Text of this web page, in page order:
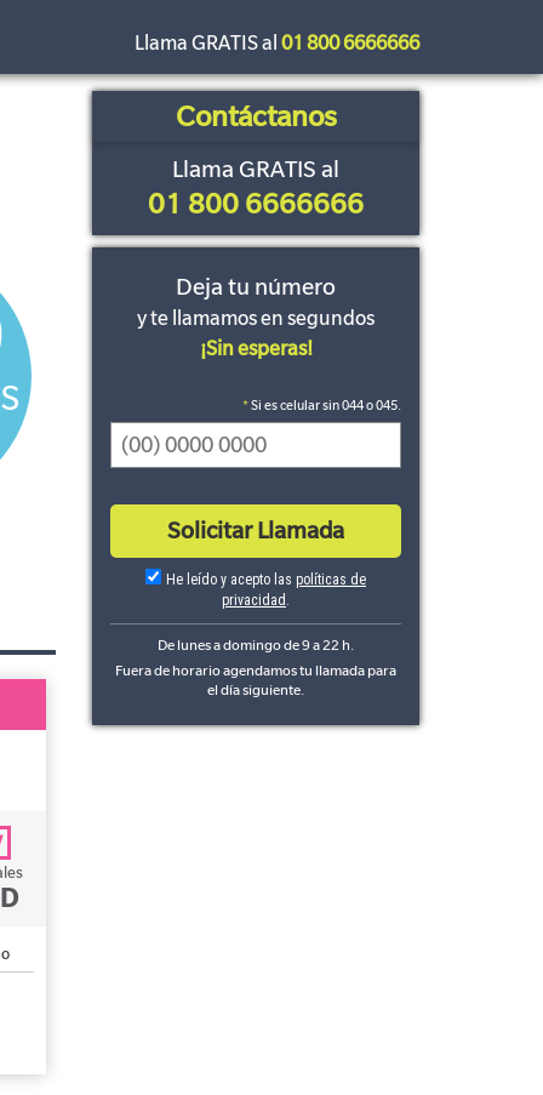
Llama GRATIS al 01 800 6666666
Contáctanos
Llama GRATIS al
01 800 6666666
Deja tu número
y te llamamos en segundos
¡Sin esperas!
*Si es celular sin 044 o 045.
Solicitar Llamada
He leído y acepto las políticas de
privacidad .
De lunes a domingo de 9 a 22 h.
Fuera de horario agendamos tu llamada para
el día siguiente.